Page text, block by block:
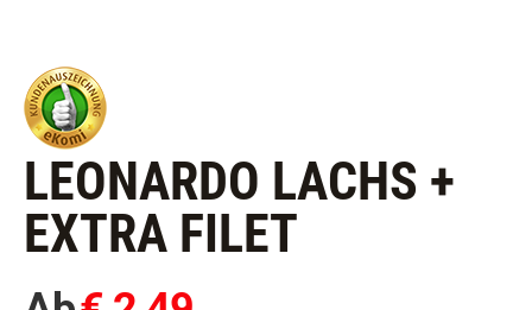
LEONARDO LACHS +
EXTRA FILET